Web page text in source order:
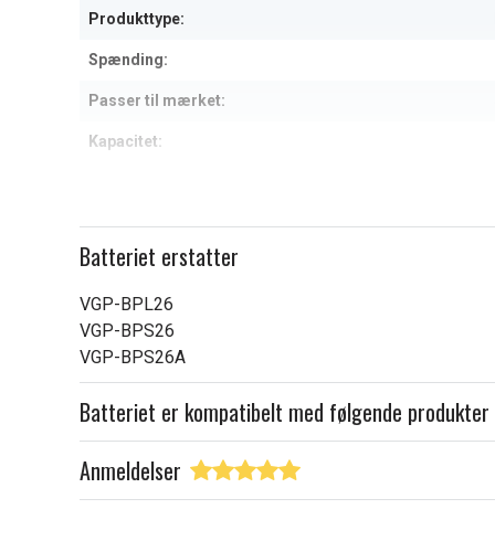
Produkttype:
Spænding:
Passer til mærket:
Kapacitet:
Batteriet erstatter
VGP-BPL26
VGP-BPS26
VGP-BPS26A
Batteriet er kompatibelt med følgende produkter
Anmeldelser